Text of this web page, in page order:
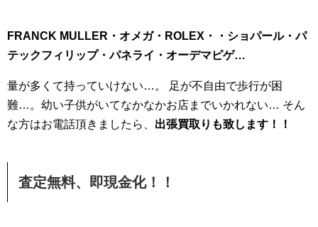
FRANCK MULLER・オメガ・ROLEX・・ショパール・パ
テックフィリップ・パネライ・オーデマピゲ…
量が多くて持っていけない…。 足が不自由で歩行が困
難…。幼い子供がいてなかなかお店までいかれない… そん
な方はお電話頂きましたら、 出張買取りも致します！！
査定無料、即現金化！！